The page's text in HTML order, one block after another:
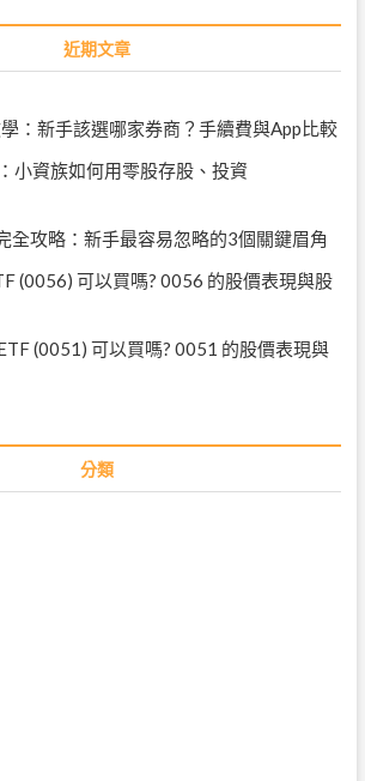
近期文章
：新手該選哪家券商？手續費與App比較
小資族如何用零股存股、投資
全攻略：新手最容易忽略的3個關鍵眉角
(0056) 可以買嗎? 0056 的股價表現與股
(0051) 可以買嗎? 0051 的股價表現與
分類